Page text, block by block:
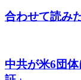
合わせて読み
中共が米6団